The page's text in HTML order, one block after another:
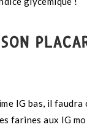
IG bas, il
farines aux IG